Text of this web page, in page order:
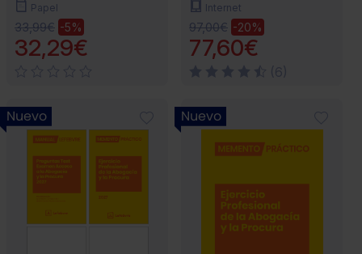
Papel
33,99€ -5%
32,29€
Internet
97,00€ -20%
77,60€
Nuevo Nuevo